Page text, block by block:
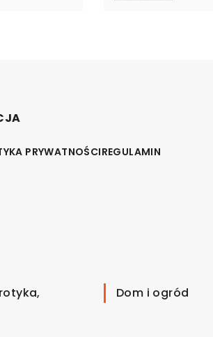
PRYWATNOŚCIREGULAMIN
Dom i ogród